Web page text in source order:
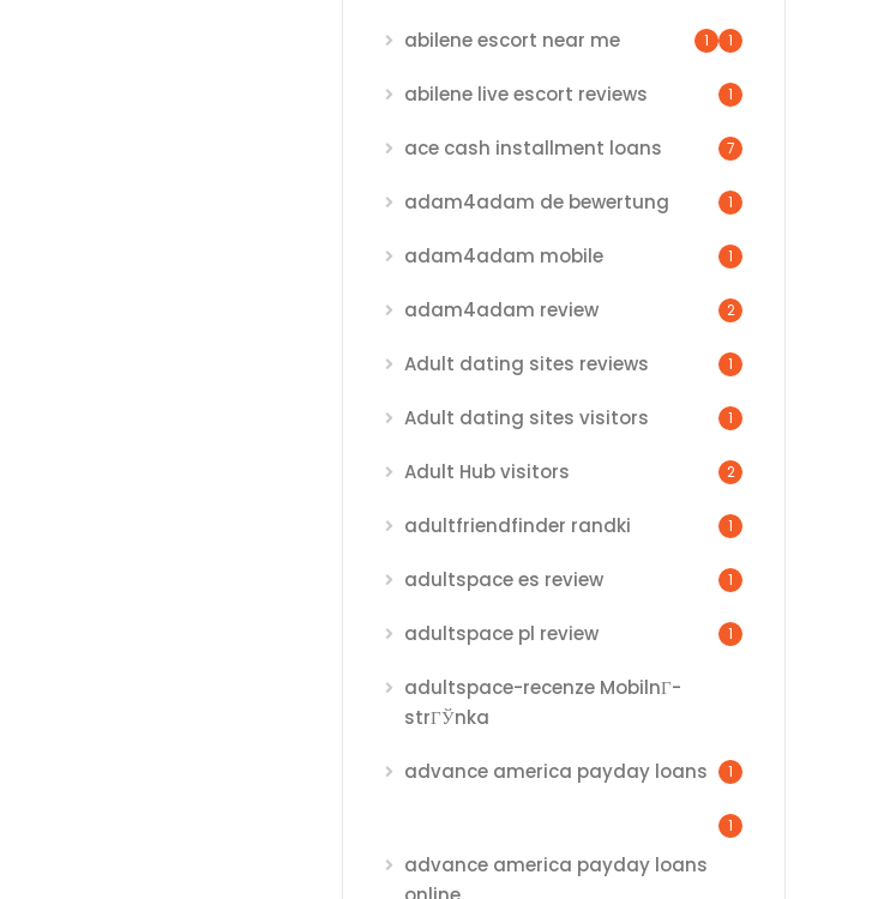
1
abilene escort near me 1
abilene live escort reviews 1
ace cash installment loans 7
adam4adam de bewertung 1
adam4adam mobile 1
adam4adam review 2
Adult dating sites reviews 1
Adult dating sites visitors 1
Adult Hub visitors 2
adultfriendfinder randki 1
adultspace es review 1
adultspace pl review 1
adultspace-recenze MobilnГ­
strГЎnka
1
advance america payday loans
1
advance america payday loans